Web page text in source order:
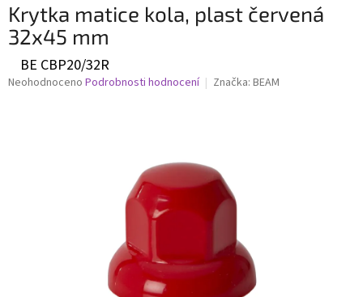
Krytka matice kola, plast červená
32x45 mm
BE CBP20/32R
Průměrné
Neohodnoceno Podrobnosti hodnocení Značka: BEAM